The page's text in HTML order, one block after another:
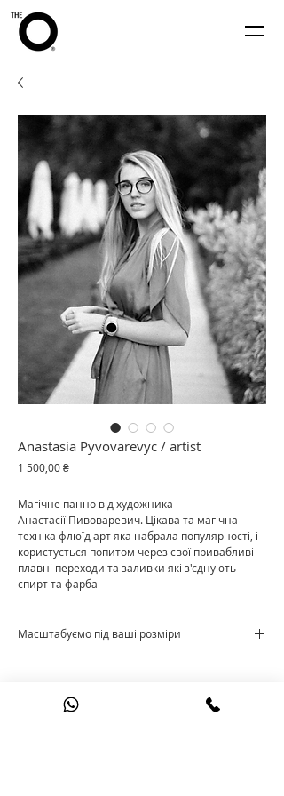
Anastasia Pyvovarevyc / artist
1 500,00 ₴Ціна
Магічне панно від художника
Анастасії Пивоваревич. Цікава та магічна
техніка флюїд арт яка набрала популярності, і
користується попитом через свої привабливі
плавні переходи та заливки які з'єднують
спирт та фарба
Масштабуємо під ваші розміри